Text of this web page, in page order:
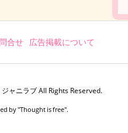
合せ 広告掲載について
ャニラブAll Rights Reserved.
by "Thought is free".